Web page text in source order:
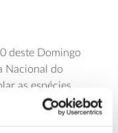
deste Domingo
Nacional do
as espécies
nossas florestas
– promovida